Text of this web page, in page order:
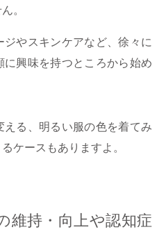
。
ジやスキンケアなど、徐々に
興味を持つところから始め
る、明るい服の色を着てみ
ケースもありますよ。
維持・向上や認知症